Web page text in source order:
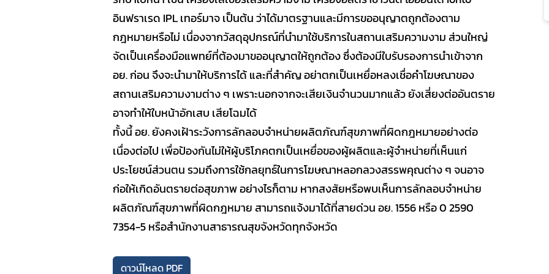
อินฟราเรด IPL เทอร์มาจ เป็นต้น ว่าได้มาตรฐานและมีการขออนุญาตถูกต้องตาม
กฎหมายหรือไม่ เนื่องจากวัสดุอุปกรณ์ที่นำมาใช้บริการในสถานเสริมความงาม ส่วนใหญ่
จัดเป็นเครื่องมือแพทย์ที่ต้องมาขออนุญาตให้ถูกต้อง ซึ่งต้องมีใบรับรองการนำเข้าจาก
อย. ก่อน จึงจะนำมาให้บริการได้ และที่สำคัญ อย่าตกเป็นเหยื่อหลงเชื่อคำโฆษณาของ
สถานเสริมความงามต่าง ๆ เพราะนอกจากจะเสียเงินจำนวนมากแล้ว ยังเสี่ยงต่ออันตราย
อาจทำให้ใบหน้าอักเสบ เสียโฉมได้
ทั้งนี้ อย. ยังคงเฝ้าระวังการลักลอบจำหน่ายผลิตภัณฑ์สุขภาพที่ผิดกฎหมายอย่างต่อ
เนื่องต่อไป เพื่อป้องกันไม่ให้ผู้บริโภคตกเป็นเหยื่อของผู้ผลิตและผู้จำหน่ายที่เห็นแก่
ประโยชน์ส่วนตน รวมถึงการใช้กลยุทธ์ในการโฆษณาหลอกลวงสรรพคุณต่าง ๆ จนอาจ
ก่อให้เกิดอันตรายต่อสุขภาพ อย่างไรก็ตาม หากสงสัยหรือพบเห็นการลักลอบจำหน่าย
ผลิตภัณฑ์สุขภาพที่ผิดกฎหมาย สามารถแจ้งมาได้ที่สายด่วน อย. 1556 หรือ 0 2590
7354-5 หรือสำนักงานสาธารณสุขจังหวัดทุกจังหวัด
ดาวน์โหลด PDF